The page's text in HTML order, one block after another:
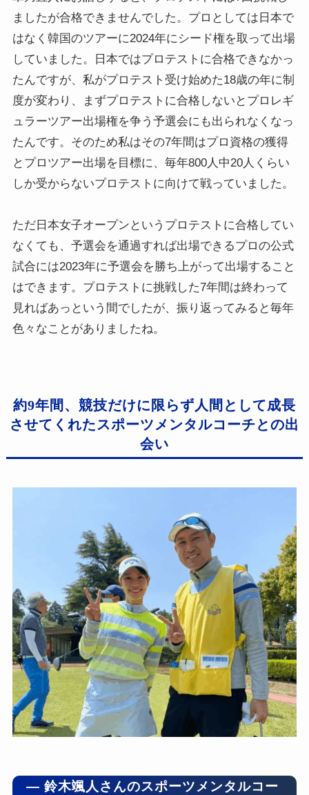
ましたが合格できませんでした。プロとしては日本で
はなく韓国のツアーに2024年にシード権を取って出場
していました。日本ではプロテストに合格できなかっ
たんですが、私がプロテスト受け始めた18歳の年に制
度が変わり、まずプロテストに合格しないとプロレギ
ュラーツアー出場権を争う予選会にも出られなくなっ
たんです。そのため私はその7年間はプロ資格の獲得
とプロツアー出場を目標に、毎年800人中20人くらい
しか受からないプロテストに向けて戦っていました。
ただ日本女子オープンというプロテストに合格してい
なくても、予選会を通過すれば出場できるプロの公式
試合には2023年に予選会を勝ち上がって出場すること
はできます。プロテストに挑戦した7年間は終わって
見ればあっという間でしたが、振り返ってみると毎年
色々なことがありましたね。
約9年間、競技だけに限らず人間として成長
させてくれたスポーツメンタルコーチとの出
会い
― 鈴木颯人さんのスポーツメンタルコー